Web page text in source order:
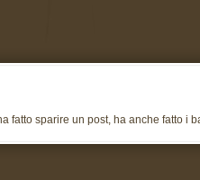
fatto sparire un post, ha anche fatto i